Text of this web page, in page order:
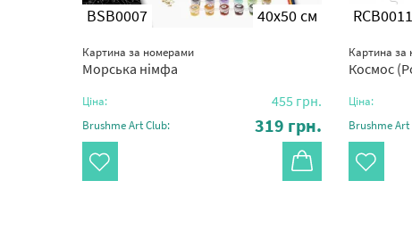
BSB0007 40x50 см
Картина за номерами
Морська німфа
Ціна: 455 грн.
Brushme Art Club: 319 грн.
Картина за
Космос
Ціна:
Brushme Art